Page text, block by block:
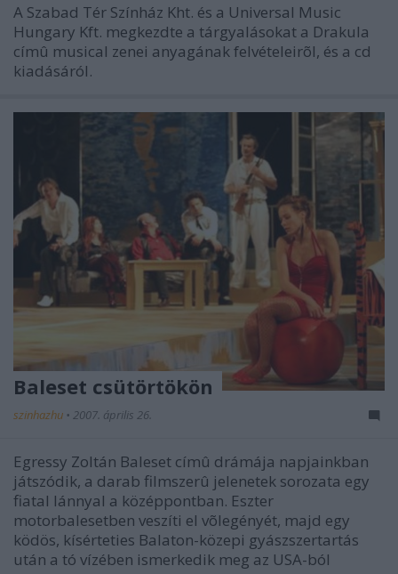
A Szabad Tér Színház Kht. és a Universal Music
Hungary Kft. megkezdte a tárgyalásokat a Drakula
címû musical zenei anyagának felvételeirõl, és a cd
kiadásáról.
Baleset csütörtökön
szinhazhu • 2007. április 26.
Egressy Zoltán Baleset címû drámája napjainkban
játszódik, a darab filmszerû jelenetek sorozata egy
fiatal lánnyal a középpontban. Eszter
motorbalesetben veszíti el võlegényét, majd egy
ködös, kísérteties Balaton-közepi gyászszertartás
után a tó vízében ismerkedik meg az USA-ból